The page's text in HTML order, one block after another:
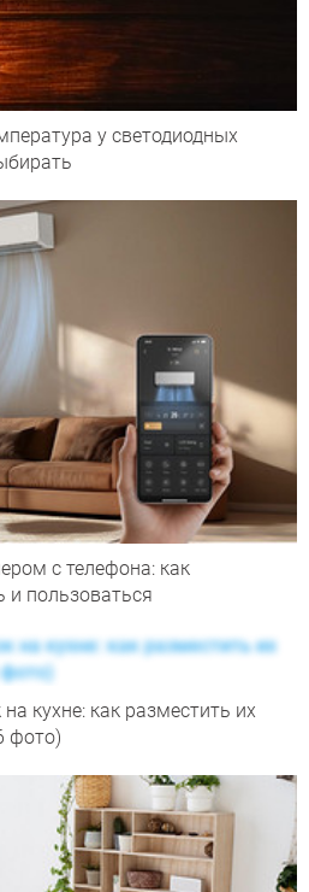
у светодиодных
с телефона: как
и пользоваться
кухне: как разместить их
фото)